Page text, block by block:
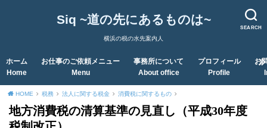
SEARCH
Siq ~道の先にあるものは~
横浜の税の水先案内人
ホーム
Home
お仕事のご依頼メニュー
Menu
事務所について
About office
プロフィール
Profile
お
HOME 税務 法人に関する税金 消費税に関するもの
地方消費税の清算基準の見直し（平成30年度